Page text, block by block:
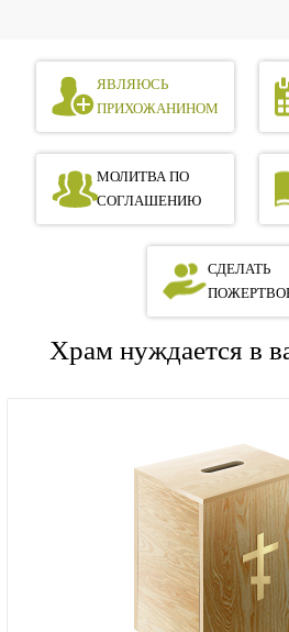
ЯВЛЯЮСЬ
ПРИХОЖАНИНОМ
МОЛИТВА ПО
СОГЛАШЕНИЮ
СДЕЛАТЬ
Храм нуждается в